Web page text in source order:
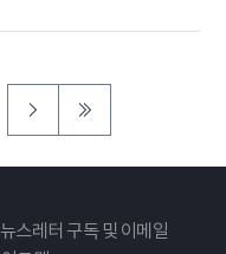
뉴스레터 구독 및 이메일